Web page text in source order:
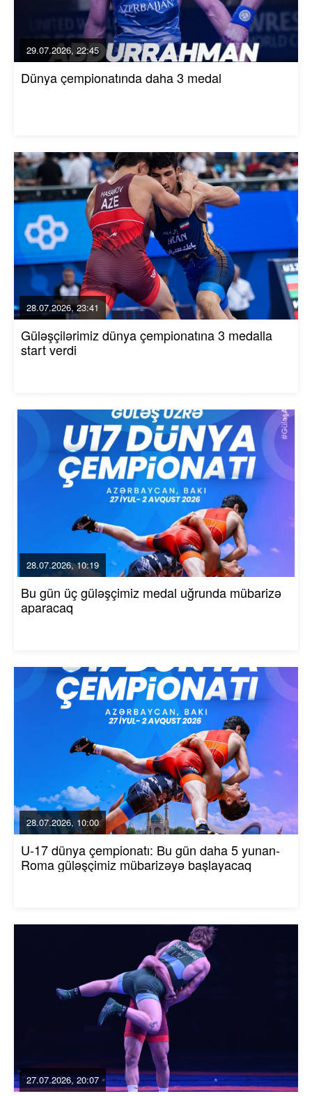
29.07.2026, 22:45
Dünya çempionatında daha 3 medal
28.07.2026, 23:41
Güləşçilərimiz dünya çempionatına 3 medalla
start verdi
28.07.2026, 10:19
Bu gün üç güləşçimiz medal uğrunda mübarizə
aparacaq
28.07.2026, 10:00
U-17 dünya çempionatı: Bu gün daha 5 yunan-
Roma güləşçimiz mübarizəyə başlayacaq
27.07.2026, 20:07